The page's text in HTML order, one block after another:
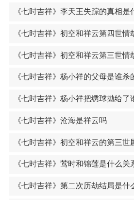
《七时吉祥》李天王失踪的真相是
《七时吉祥》初空和祥云第四世情
《七时吉祥》初空和祥云第三世情
《七时吉祥》杨小祥的父母是谁杀
《七时吉祥》杨小祥把绣球抛给了
《七时吉祥》沧海是祥云吗
《七时吉祥》初空和祥云的第三世
《七时吉祥》莺时和锦莲是什么关
《七时吉祥》第二次历劫结局是什